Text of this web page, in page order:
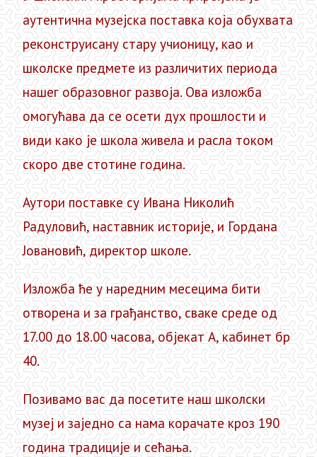
аутентична музејска поставка која обухвата
реконструисану стару учионицу, као и
школске предмете из различитих периода
нашег образовног развоја. Ова изложба
омогућава да се осети дух прошлости и
види како је школа живела и расла током
скоро две стотине година.
Аутори поставке су Ивана Николић
Радуловић, наставник историје, и Гордана
Јовановић, директор школе.
Изложба ће у наредним месецима бити
отворена и за грађанство, сваке среде од
17.00 до 18.00 часова, објекат А, кабинет бр
40.
Позивамо вас да посетите наш школски
музеј и заједно са нама корачате кроз 190
година традиције и сећања.